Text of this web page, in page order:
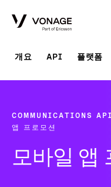
개요 API 플랫폼
COMMUNICATIONS API
앱 프로모션
모바일 앱